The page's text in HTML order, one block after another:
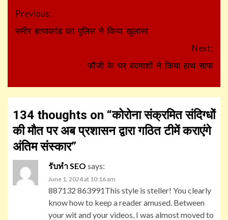
Continue
Reading
Previous:
समीर हत्याकांड का पुलिस ने किया खुलासा
Next:
फौजी के घर बदमाशों ने किया हाथ साफ
134 thoughts on “कोरोना संक्रमित संदिग्धों
की मौत पर अब प्रशासन द्वारा गठित टीमें कराएंगे
अंतिम संस्कार”
รับทำ SEO says:
June 1, 2024 at 10:16 am
887132 863991This style is steller! You clearly
know how to keep a reader amused. Between
your wit and your videos, I was almost moved to